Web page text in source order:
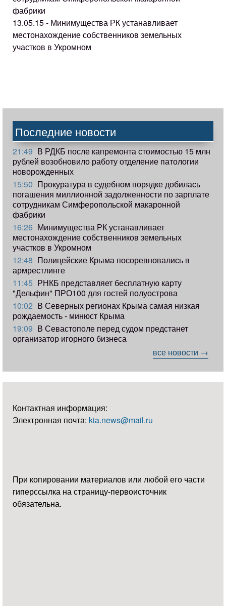
фабрики
13.05.15 - Минимущества РК устанавливает
местонахождение собственников земельных
участков в Укромном
Последние новости
21:49 В РДКБ после капремонта стоимостью 15 млн
рублей возобновило работу отделение патологии
новорожденных
15:50 Прокуратура в судебном порядке добилась
погашения миллионной задолженности по зарплате
сотрудникам Симферопольской макаронной
фабрики
16:26 Минимущества РК устанавливает
местонахождение собственников земельных
участков в Укромном
12:48 Полицейские Крыма посоревновались в
армрестлинге
11:45 РНКБ представляет бесплатную карту
"Дельфин" ПРО100 для гостей полуострова
10:02 В Северных регионах Крыма самая низкая
рождаемость - минюст Крыма
19:09 В Севастополе перед судом предстанет
организатор игорного бизнеса
все новости →
Контактная информация:
Электронная почта: kia.news@mail.ru
При копировании материалов или любой его части
гиперссылка на страницу-первоисточник
обязательна.